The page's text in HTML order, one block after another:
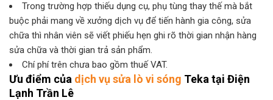
Trong trường hợp thiếu dụng cụ, phụ tùng thay thế mà bắt
buộc phải mang về xưởng dịch vụ để tiến hành gia công, sửa
chữa thì nhân viên sẽ viết phiếu hẹn ghi rõ thời gian nhận hàng
sửa chữa và thời gian trả sản phẩm.
Chí phí trên chưa bao gồm thuế VAT.
Ưu điểm của dịch vụ sửa lò vi sóng Tekatại Điện
Lạnh Trần Lê